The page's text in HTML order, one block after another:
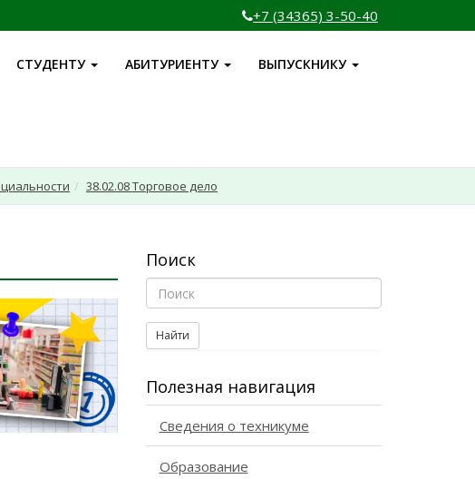
+7 (34365) 3-50-40
СТУДЕНТУ АБИТУРИЕНТУ ВЫПУСКНИКУ
38.02.08 Торговое дело
Поиск
Найти
Полезная навигация
Сведения о техникуме
Образование